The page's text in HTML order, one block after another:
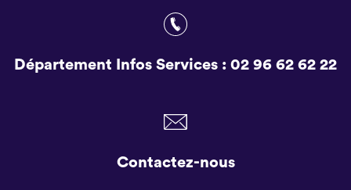
Département Infos Services : 02 96 62 62 22
Contactez-nous